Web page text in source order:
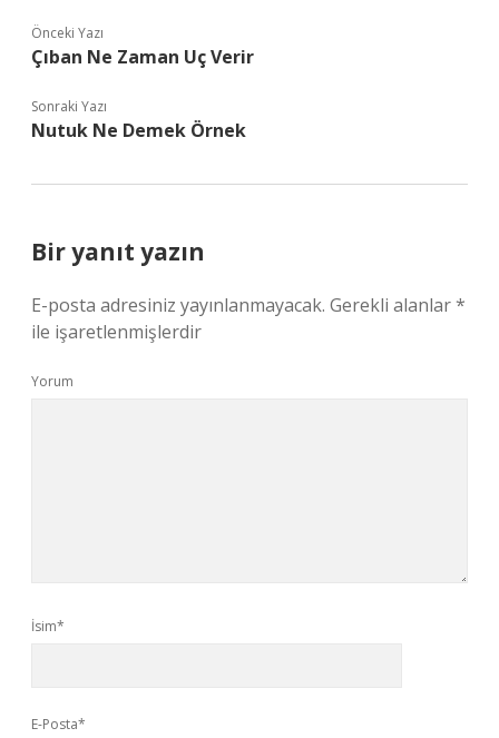
Önceki Yazı
Çıban Ne Zaman Uç Verir
Sonraki Yazı
Nutuk Ne Demek Örnek
Bir yanıt yazın
E-posta adresiniz yayınlanmayacak. Gerekli alanlar*
ile işaretlenmişlerdir
Yorum
İsim*
E-Posta*